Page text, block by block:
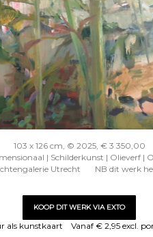
103 x 126 cm, © 2025, € 3 350,00
| Schilderkunst | Olieverf |
Utrecht NB dit werk
KOOP DIT WERK VIA EXTO
als kunstkaart Vanaf € 2,95 excl.